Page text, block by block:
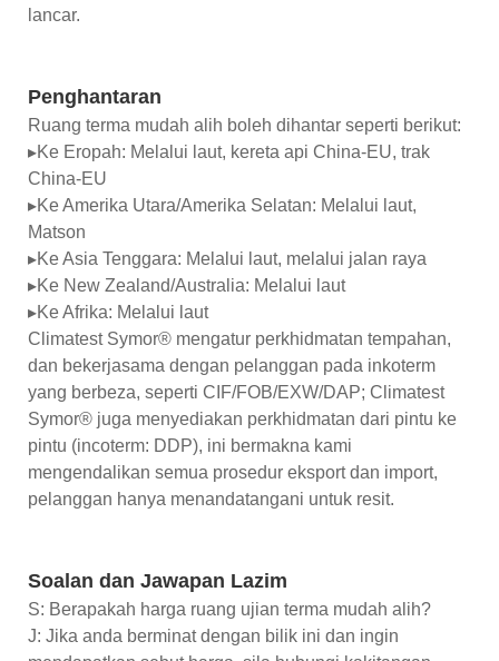
lancar.
Penghantaran
Ruang terma mudah alih boleh dihantar seperti berikut:
▸Ke Eropah: Melalui laut, kereta api China-EU, trak
China-EU
▸Ke Amerika Utara/Amerika Selatan: Melalui laut,
Matson
▸Ke Asia Tenggara: Melalui laut, melalui jalan raya
▸Ke New Zealand/Australia: Melalui laut
▸Ke Afrika: Melalui laut
Climatest Symor® mengatur perkhidmatan tempahan,
dan bekerjasama dengan pelanggan pada inkoterm
yang berbeza, seperti CIF/FOB/EXW/DAP; Climatest
Symor® juga menyediakan perkhidmatan dari pintu ke
pintu (incoterm: DDP), ini bermakna kami
mengendalikan semua prosedur eksport dan import,
pelanggan hanya menandatangani untuk resit.
Soalan dan Jawapan Lazim
S: Berapakah harga ruang ujian terma mudah alih?
J: Jika anda berminat dengan bilik ini dan ingin